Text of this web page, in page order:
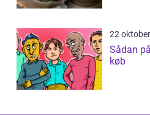
22
Sådan
køb